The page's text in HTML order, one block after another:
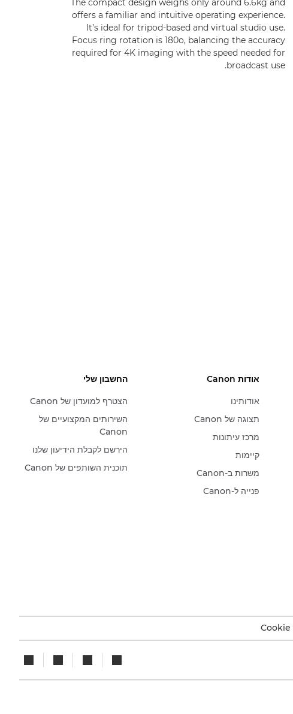
The compact design weighs only around 6.6kg and
offers a familiar and intuitive operating experience.
It’s ideal for tripod-based and virtual studio use.
Focus ring rotation is 180o, balancing the accuracy
required for 4K imaging with the speed needed for
broadcast use.
אודות Canon
אודותינו
תצוגה של Canon
מרכז עיתונות
קיימות
משרות ב-Canon
פנייה ל-Canon
החשבון שלי
הצטרף למועדון של Canon
השירותים המקצועיים של
Canon
הירשם לקבלת הידיעון שלנו
תוכנית השותפים של Canon